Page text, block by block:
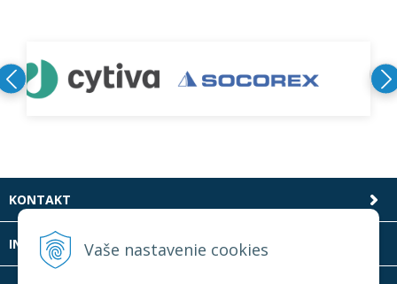
Vaše nastavenie cookies
KONTAKT
INFOLINKA